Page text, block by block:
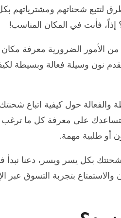
لتتبع شحناتهم ومشترياتهم
إذاً، فأنت في المكان المناسب!
من الأمور الضرورية معرفة
نون وسيلة فعالة وبسيطة
حول كيفية اتباع
ستساعدك على معرفة كل ما
أو طلبية مهمة.
بكل يسر ويسر، دعنا نبدأ
بتجربة التسوق عبر